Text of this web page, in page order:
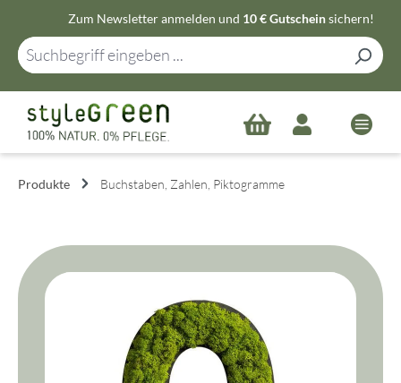
Zum Hauptinhalt springen
Zum Newsletter anmelden und 10 € Gutscheinsichern!
Produkte Buchstaben, Zahlen, Piktogramme
Bildergalerie überspringen